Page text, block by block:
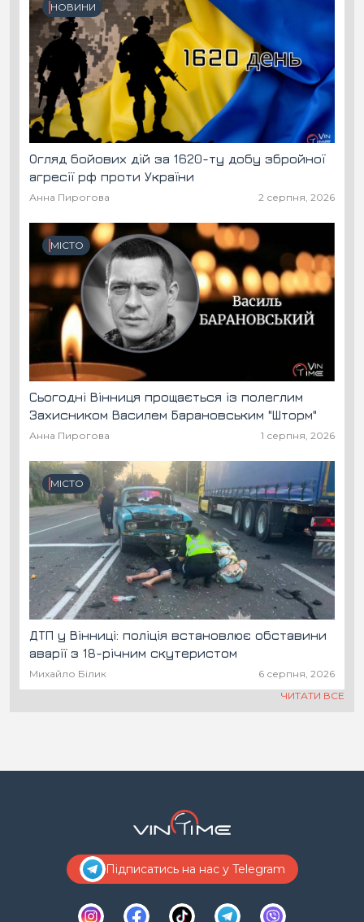
НОВИНИ
Огляд бойових дій за 1620-ту добу збройної
агресії рф проти України
Анна Пирогова 2 серпня, 2026
МІСТО
Сьогодні Вінниця прощається із полеглим
Захисником Василем Барановським "Шторм"
Анна Пирогова 1 серпня, 2026
МІСТО
ДТП у Вінниці: поліція встановлює обставини
аварії з 18-річним скутеристом
Михайло Білик
6 серпня, 2026
ЧИТАТИ ВСЕ
Підписатись на нас у Telegram